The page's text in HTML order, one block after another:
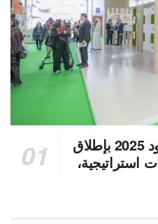
أغذية تُعزز ريادتها في جلفود 2025 بإطلاق
استراتيجية،